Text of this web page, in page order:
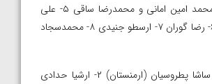
(ارمنستان) ۳- محمد امین امانی و محمدرضا ساقی ۵- علی
محمد رحمانی ۶- رضا گوران ۷- ارسطو جنیدی ۸- محمدسجاد
۴۸ کیلوگرم: ۱- ساشا پطروسیان (ارمنستان) ۲- ارشیا حدادی